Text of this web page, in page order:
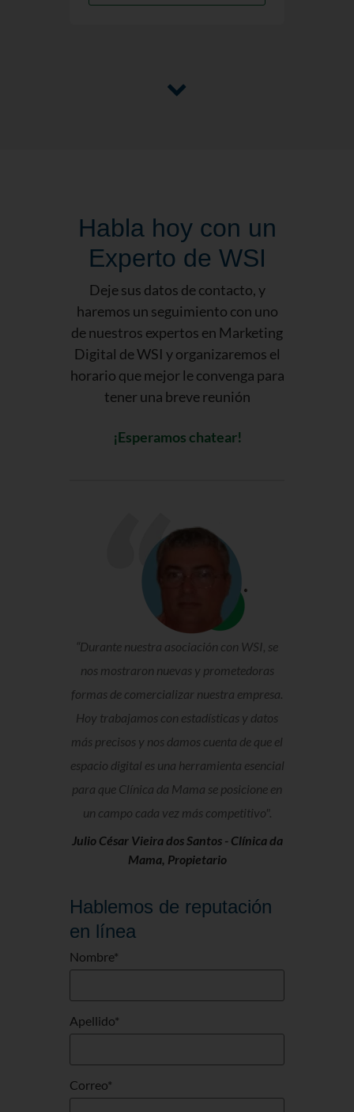
Habla hoy con un
Experto de WSI
Deje sus datos de contacto, y
haremos un seguimiento con uno
de nuestros expertos en Marketing
Digital de WSI y organizaremos el
horario que mejor le convenga para
tener una breve reunión
¡Esperamos chatear!
“Durante nuestra asociación con WSI, se
nos mostraron nuevas y prometedoras
formas de comercializar nuestra empresa.
Hoy trabajamos con estadísticas y datos
más precisos y nos damos cuenta de que el
espacio digital es una herramienta esencial
para que Clínica da Mama se posicione en
un campo cada vez más competitivo".
Julio César Vieira dos Santos - Clínica da
Mama, Propietario
Hablemos de reputación
en línea
Nombre*
Apellido*
Correo*